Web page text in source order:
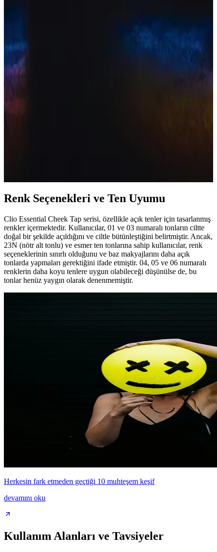
Pastel Cream Blush 41 Dazzling, sarı tonlu mat bitişiyle doğal ve
sağlıklı makyaj sağlar, kolay uygulanır ve kalıcılığıyla öne çıkar.
Pastel Allık Karşılaştırması: Krem ve Likit
Formüllerin Özellikleri ve Kullanıcı Yorumları
Pastel Pro Fashion Krem ve Show Your Joy Likit Allık ürünlerinin
Renk Seçenekleri ve Ten Uyumu
Clio Essential Cheek Tap serisi, özellikle açık tenler için tasarlanmış
renkler içermektedir. Kullanıcılar, 01 ve 03 numaralı tonların ciltte
doğal bir şekilde açıldığını ve ciltle bütünleştiğini belirtmiştir. Ancak,
23N (nötr alt tonlu) ve esmer ten tonlarına sahip kullanıcılar, renk
seçeneklerinin sınırlı olduğunu ve baz makyajlarını daha açık
tonlarda yapmaları gerektiğini ifade etmiştir. 04, 05 ve 06 numaralı
renklerin daha koyu tenlere uygun olabileceği düşünülse de, bu
tonlar henüz yaygın olarak denenmemiştir.
Herkesin fark etmeden geçtiği 10 muhteşem keşif
devamını oku
Kullanım Alanları ve Tavsiyeler